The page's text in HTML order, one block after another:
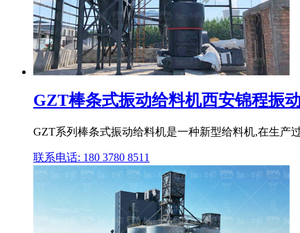
GZT棒条式振动给料机西安锦程振
GZT系列棒条式振动给料机是一种新型给料机,在生产
联系电话: 180 3780 8511